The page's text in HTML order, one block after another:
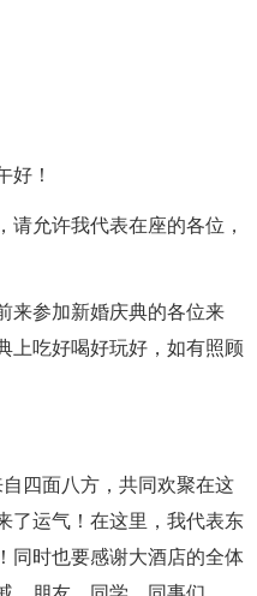
好！
允许我代表在座的各位，
来参加新婚庆典的各位来
上吃好喝好玩好，如有照顾
四面八方，共同欢聚在这
了运气！在这里，我代表东
同时也要感谢大酒店的全体